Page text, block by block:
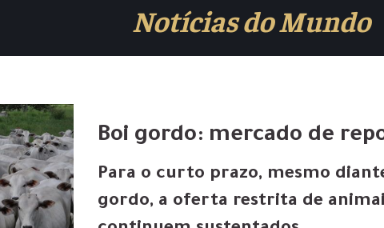
Notícias do Mundo
Boi gordo: mercado de
Para o curto prazo, mesmo
gordo, a oferta restrita de